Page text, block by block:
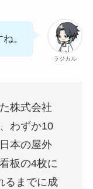
ラジカル
。
株式会社
わずか10
本の屋外
板の4枚に
るまでに成